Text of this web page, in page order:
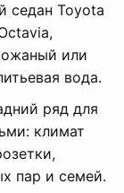
седан Toyota
или
вода.
ряд для
климат
пар и семей.